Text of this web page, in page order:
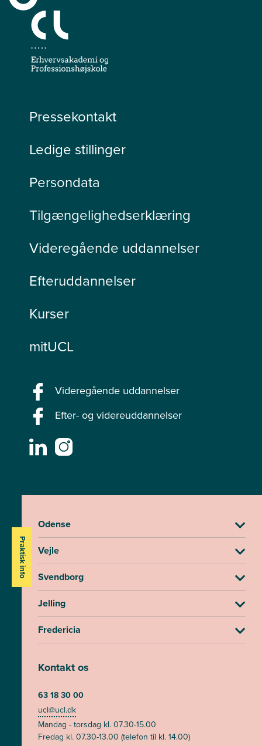
Pressekontakt
Ledige stillinger
Persondata
Tilgængelighedserklæring
Videregående uddannelser
Efteruddannelser
Kurser
mitUCL
Videregående uddannelser
Efter- og videreuddannelser
Praktisk info
Odense
Vejle
Svendborg
Jelling
Fredericia
Kontakt os
63 18 30 00
ucl@ucl.dk
Mandag - torsdag kl. 07.30-15.00
Fredag kl. 07.30-13.00 (telefon til kl. 14.00)